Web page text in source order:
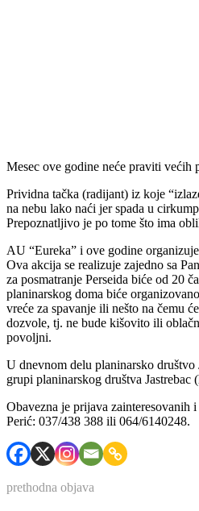
Mesec ove godine neće praviti većih
Prividna tačka (radijant) iz koje
na nebu lako naći jer spada u
Prepoznatljivo je po tome što ima
AU “Eureka” i ove godine
Ova akcija se realizuje zajedno sa
za posmatranje Perseida biće od 20
planinarskog doma biće
vreće za spavanje ili nešto na čemu
dozvole, tj. ne bude kišovito ili
povoljni.
U dnevnom delu planinarsko društvo
grupi planinarskog društva
Obavezna je prijava zainteresovanih
Perić: 037/438 388 ili 064/6140248.
prethodna objava